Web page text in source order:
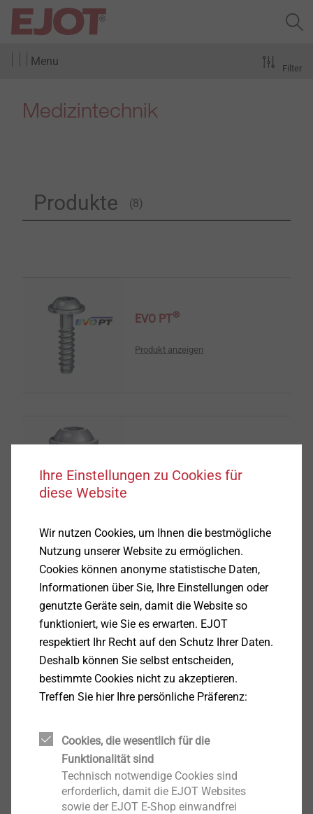
Menu
Medizintechnik
Produkte (8)
Filter
EVO PT®
Produkt anzeigen
DELTA PT®DS
Produkt anzeigen
EJOFORM
Produkt anzeigen
Ihre Einstellungen zu Cookies für
diese Website
Wir nutzen Cookies, um Ihnen die bestmögliche
Nutzung unserer Website zu ermöglichen.
Cookies können anonyme statistische Daten,
Informationen über Sie, Ihre Einstellungen oder
genutzte Geräte sein, damit die Website so
funktioniert, wie Sie es erwarten. EJOT
respektiert Ihr Recht auf den Schutz Ihrer Daten.
Deshalb können Sie selbst entscheiden,
bestimmte Cookies nicht zu akzeptieren.
Treffen Sie hier Ihre persönliche Präferenz:
Cookies, die wesentlich für die
Funktionalität sind
Technisch notwendige Cookies sind
erforderlich, damit die EJOT Websites
sowie der EJOT E-Shop einwandfrei